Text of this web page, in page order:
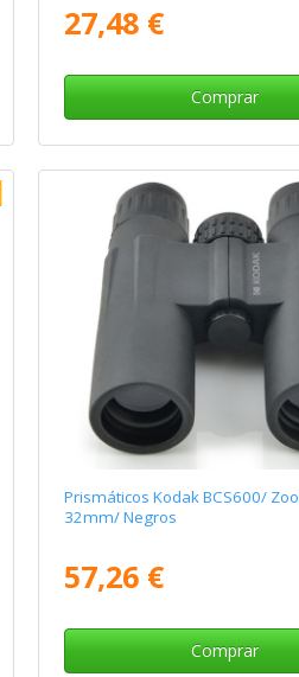
27,48 €
Comprar
Prismáticos Kodak BCS600/
32mm/ Negros
57,26 €
Comprar